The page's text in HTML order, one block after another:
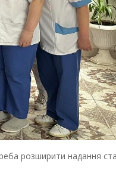
розширити надання